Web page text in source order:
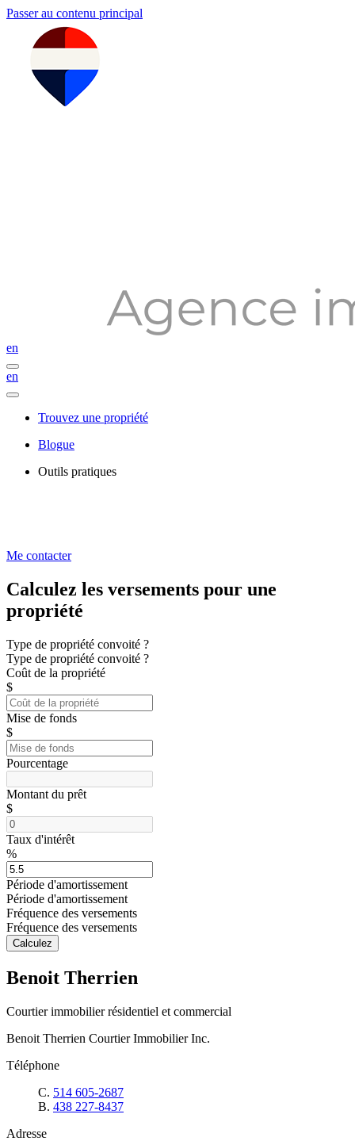
Passer au contenu principal
en
en
Trouvez une propriété
Blogue
Outils pratiques
Me contacter
Calculez les versements pour une
propriété
Type de propriété convoité ?
Type de propriété convoité ?
Coût de la propriété
$
Mise de fonds
$
Pourcentage
Montant du prêt
$
Taux d'intérêt
%
Période d'amortissement
Période d'amortissement
Fréquence des versements
Fréquence des versements
Calculez
Benoit Therrien
Courtier immobilier résidentiel et commercial
Benoit Therrien Courtier Immobilier Inc.
Téléphone
C. 514 605-2687
B. 438 227-8437
Adresse